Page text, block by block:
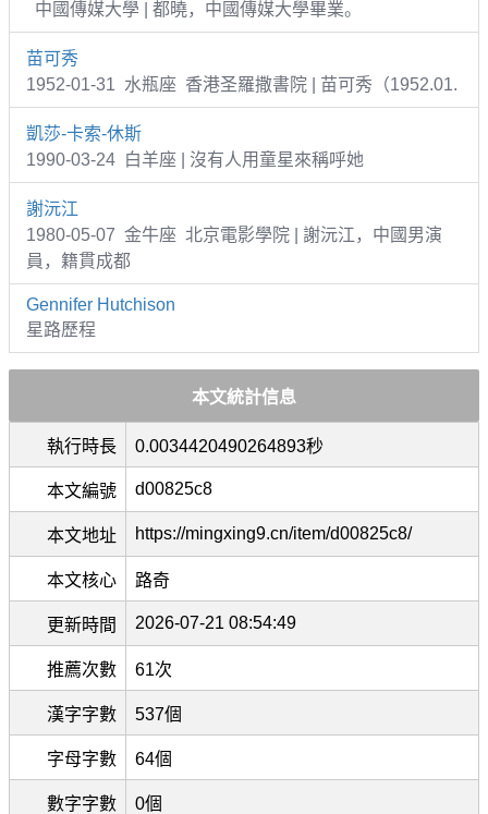
中國傳媒大學 | 都曉，中國傳媒大學畢業。
苗可秀
1952-01-31 水瓶座 香港圣羅撒書院 | 苗可秀（1952.01.
凱莎-卡索-休斯
1990-03-24 白羊座 | 沒有人用童星來稱呼她
謝沅江
1980-05-07 金牛座 北京電影學院 | 謝沅江，中國男演
員，籍貫成都
Gennifer Hutchison
星路歷程
本文統計信息
執行時長 0.0034420490264893秒
本文編號 d00825c8
本文地址 https://mingxing9.cn/item/d00825c8/
本文核心 路奇
更新時間 2026-07-21 08:54:49
推薦次數 61次
漢字字數 537個
字母字數 64個
數字字數 0個